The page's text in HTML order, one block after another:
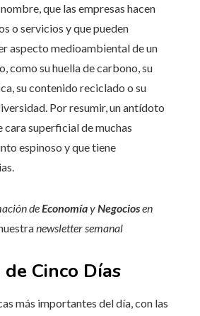
que las empresas hacen
o servicios y que pueden
aspecto medioambiental de un
como su huella de carbono, su
su contenido reciclado o su
Por resumir, un antídoto
cara superficial de muchas
espinoso y que tiene
deEconomíayNegociosen
newsletter semanal
Cinco Días
más importantes del día, con las